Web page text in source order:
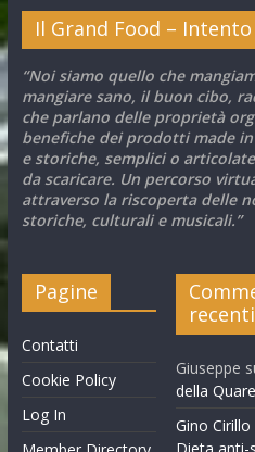
Il Grand Food – Intento
“Noi siamo quello che
mangiare sano, il buon cibo,
che parlano delle proprietà
benefiche dei prodotti made
e storiche, semplici o
da scaricare. Un percorso
attraverso la riscoperta delle
storiche, culturali e musicali.”
Pagine
Contatti
Cookie Policy
Log In
recenti
Giuseppe
della
Gino Cirillo